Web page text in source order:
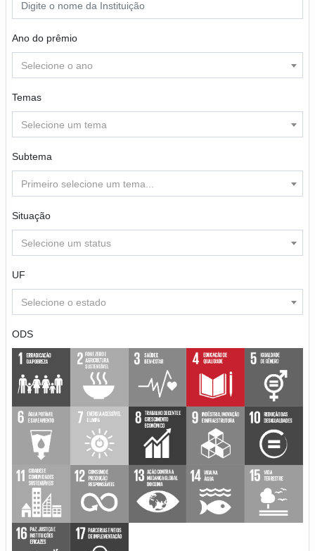
Ano do prêmio
Selecione o ano
Temas
Selecione um tema
Subtema
Primeiro selecione um tema...
Situação
Selecione um status
UF
Selecione o estado
ODS